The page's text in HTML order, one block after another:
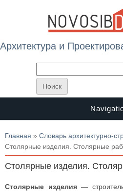
Архитектура и
Вы здесь
Главная » Словарь архитектурно-
Столярные изделия. Столярные
Столярные изделия.
Столярные изделия—